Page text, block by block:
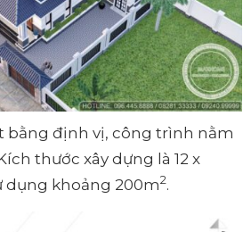
bằng định vị, công trình nằm
thước xây dựng là 12 x
dụng khoảng 200m2.